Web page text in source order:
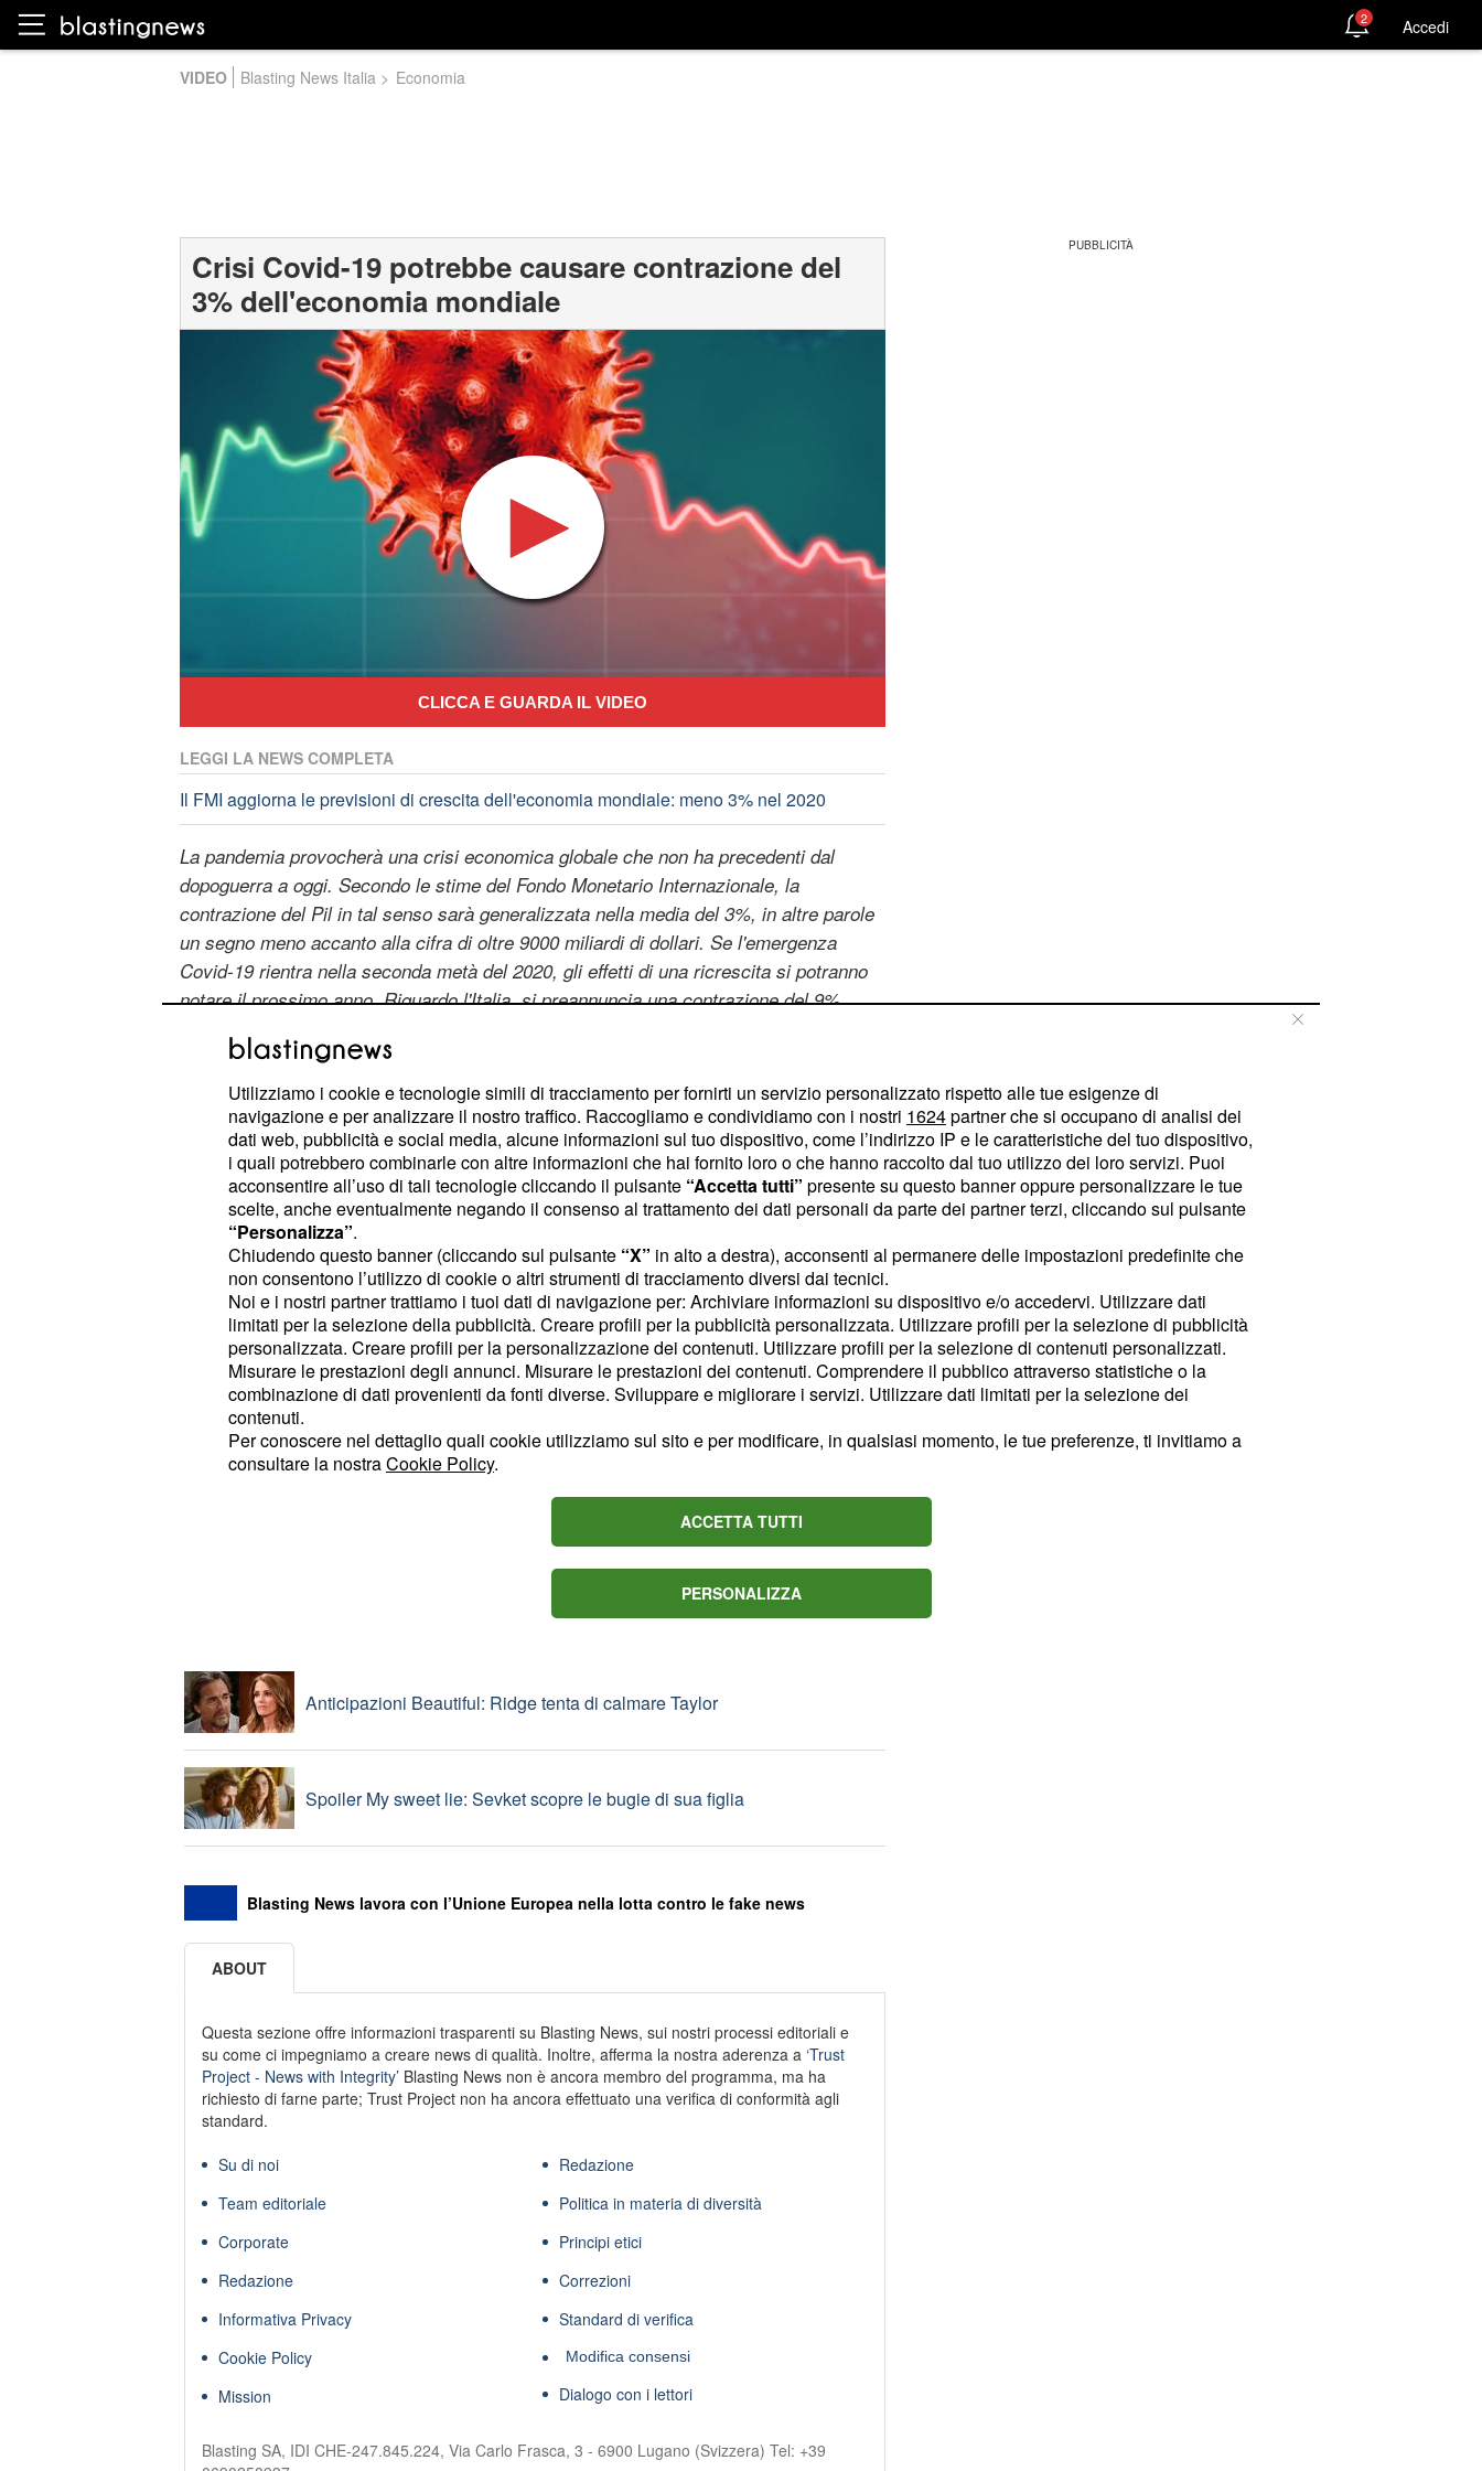
VIDEO Blasting News Italia > Economia
Crisi Covid-19 potrebbe causare contrazione del
3% dell'economia mondiale
CLICCA E GUARDA IL VIDEO
LEGGI LA NEWS COMPLETA
Il FMI aggiorna le previsioni di crescita dell'economia mondiale: meno 3% nel 2020
La pandemia provocherà una crisi economica globale che non ha precedenti dal
dopoguerra a oggi. Secondo le stime del Fondo Monetario Internazionale, la
contrazione del Pil in tal senso sarà generalizzata nella media del 3%, in altre parole
un segno meno accanto alla cifra di oltre 9000 miliardi di dollari. Se l'emergenza
Covid-19 rientra nella seconda metà del 2020, gli effetti di una ricrescita si potranno
notare il prossimo anno. Riguardo l'Italia, si preannuncia una contrazione del 9%.
15 aprile 2020 17:50
Michele Caltagirone
TOP VIDEO
Amarcord, dal Mundialito al Trofeo Berlusconi: storia dei grandi tornei
estivi
Inter-Romero: c'è l'accordo con il Tottenham, manca quello con il difensore
argentino
PLAYLIST
Anticipazioni La Promessa: Catalina ha un altro uomo
Uomini e donne, lunedì 24 e martedì 25 agosto le prime registrazioni
Anticipazioni Beautiful: Ridge tenta di calmare Taylor
Spoiler My sweet lie: Sevket scopre le bugie di sua figlia
Blasting News lavora con l’Unione Europea nella lotta contro le fake news
ABOUT
Questa sezione offre informazioni trasparenti su Blasting News, sui nostri processi editoriali e
su come ci impegniamo a creare news di qualità. Inoltre, afferma la nostra aderenza a ‘Trust
Project - News with Integrity’Blasting News non è ancora membro del programma, ma ha
richiesto di farne parte; Trust Project non ha ancora effettuato una verifica di conformità agli
standard.
Su di noi
Team editoriale
Corporate
Redazione
Informativa Privacy
Cookie Policy
Mission
Redazione
Politica in materia di diversità
Principi etici
Correzioni
Standard di verifica
Modifica consensi
Dialogo con i lettori
Blasting SA, IDI CHE-247.845.224, Via Carlo Frasca, 3 - 6900 Lugano (Svizzera) Tel: +39
2 Accedi
Utilizziamo i cookie e tecnologie simili di tracciamento per fornirti un servizio personalizzato rispetto alle tue esigenze di
navigazione e per analizzare il nostro traffico. Raccogliamo e condividiamo con i nostri 1624partner che si occupano di analisi dei
dati web, pubblicità e social media, alcune informazioni sul tuo dispositivo, come l’indirizzo IP e le caratteristiche del tuo dispositivo,
i quali potrebbero combinarle con altre informazioni che hai fornito loro o che hanno raccolto dal tuo utilizzo dei loro servizi. Puoi
acconsentire all’uso di tali tecnologie cliccando il pulsante “Accetta tutti” presente su questo banner oppure personalizzare le tue
scelte, anche eventualmente negando il consenso al trattamento dei dati personali da parte dei partner terzi, cliccando sul pulsante
“Personalizza”.
Chiudendo questo banner (cliccando sul pulsante “X” in alto a destra), acconsenti al permanere delle impostazioni predefinite che
non consentono l’utilizzo di cookie o altri strumenti di tracciamento diversi dai tecnici.
Noi e i nostri partner trattiamo i tuoi dati di navigazione per: Archiviare informazioni su dispositivo e/o accedervi. Utilizzare dati
limitati per la selezione della pubblicità. Creare profili per la pubblicità personalizzata. Utilizzare profili per la selezione di pubblicità
personalizzata. Creare profili per la personalizzazione dei contenuti. Utilizzare profili per la selezione di contenuti personalizzati.
Misurare le prestazioni degli annunci. Misurare le prestazioni dei contenuti. Comprendere il pubblico attraverso statistiche o la
combinazione di dati provenienti da fonti diverse. Sviluppare e migliorare i servizi. Utilizzare dati limitati per la selezione dei
contenuti.
Per conoscere nel dettaglio quali cookie utilizziamo sul sito e per modificare, in qualsiasi momento, le tue preferenze, ti invitiamo a
consultare la nostraCookie Policy.
ACCETTA TUTTI
PERSONALIZZA